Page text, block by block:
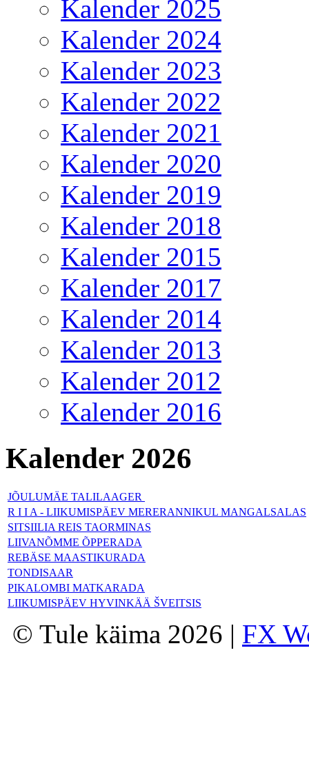
Kalender 2025
Kalender 2024
Kalender 2023
Kalender 2022
Kalender 2021
Kalender 2020
Kalender 2019
Kalender 2018
Kalender 2015
Kalender 2017
Kalender 2014
Kalender 2013
Kalender 2012
Kalender 2016
Kalender 2026
JÕULUMÄE TALILAAGER
R I I A - LIIKUMISPÄEV MERERANNIKUL MANGALSALAS
SITSIILIA REIS TAORMINAS
LIIVANÕMME ÕPPERADA
REBÄSE MAASTIKURADA
TONDISAAR
PIKALOMBI MATKARADA
LIIKUMISPÄEV HYVINKÄÄ ŠVEITSIS
© Tule käima 2026 | FX